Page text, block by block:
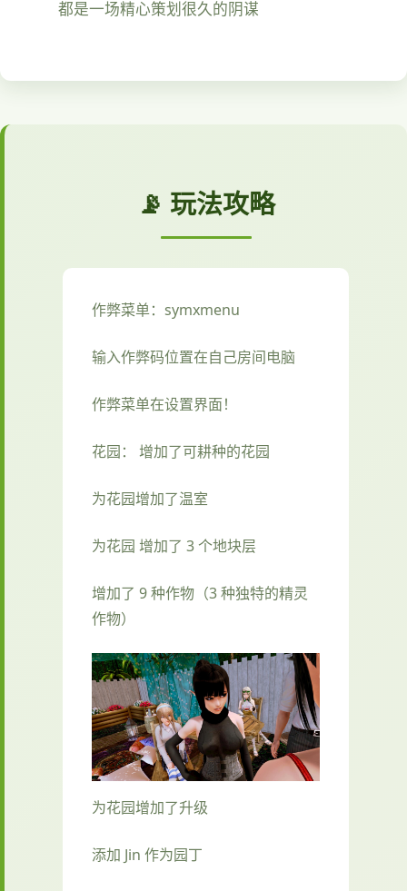
都是一场精心策划很久的阴谋
📡 玩法攻略
作弊菜单：symxmenu
输入作弊码位置在自己房间电脑
作弊菜单在设置界面！
花园： 增加了可耕种的花园
为花园增加了温室
为花园 增加了 3 个地块层
增加了 9 种作物（3 种独特的精灵
作物）
为花园增加了升级
添加 Jin 作为园丁